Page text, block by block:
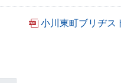
小川東町ブリヂス